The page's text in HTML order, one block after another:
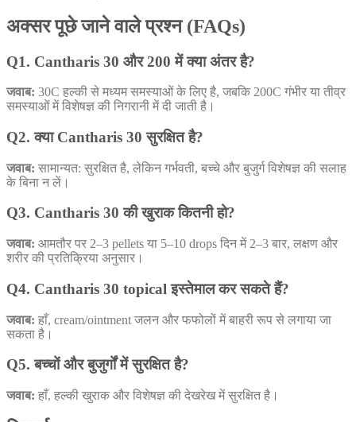
अक्सर पूछे जाने वाले प्रश्न (FAQs)
Q1. Cantharis 30 और 200 में क्या अंतर है?
जवाब: 30C हल्की से मध्यम समस्याओं के लिए है, जबकि 200C गंभीर या तीव्र
समस्याओं में विशेषज्ञ की निगरानी में दी जाती है।
Q2. क्या Cantharis 30 सुरक्षित है?
जवाब: सामान्यत: सुरक्षित है, लेकिन गर्भवती, बच्चे और बुजुर्ग विशेषज्ञ की सलाह
के बिना न लें।
Q3. Cantharis 30 की खुराक कितनी हो?
जवाब: आमतौर पर 2–3 pellets या 5–10 drops दिन में 2–3 बार, लक्षण और
शरीर की प्रतिक्रिया अनुसार।
Q4. Cantharis 30 topical इस्तेमाल कर सकते हैं?
जवाब: हाँ, cream/ointment जलन और फफोलों में बाहरी रूप से लगाया जा
सकता है।
Q5. बच्चों और बुजुर्गों में सुरक्षित है?
जवाब: हाँ, हल्की खुराक और विशेषज्ञ की देखरेख में सुरक्षित है।